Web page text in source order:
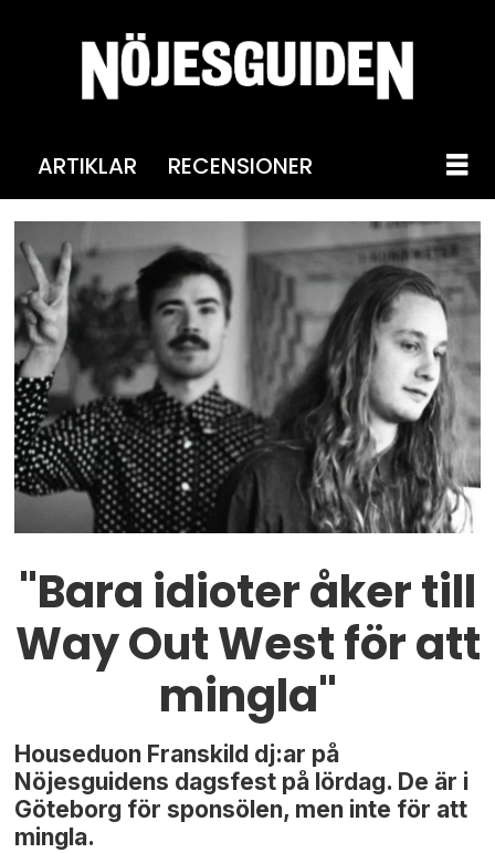
ARTIKLAR RECENSIONER
"Bara idioter åker till
Way Out West för att
mingla"
Houseduon Franskild dj:ar på
Nöjesguidens dagsfest på lördag. De är i
Göteborg för sponsölen, men inte för att
mingla.